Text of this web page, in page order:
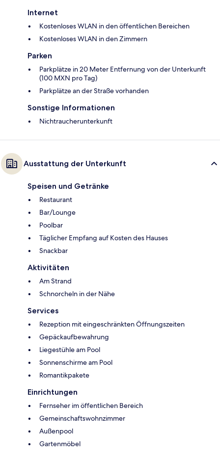
Internet
Kostenloses WLAN in den öffentlichen Bereichen
Kostenloses WLAN in den Zimmern
Parken
Parkplätze in 20 Meter Entfernung von der Unterkunft
(100 MXN pro Tag)
Parkplätze an der Straße vorhanden
Sonstige Informationen
Nichtraucherunterkunft
Ausstattung der Unterkunft
Speisen und Getränke
Restaurant
Bar/Lounge
Poolbar
Täglicher Empfang auf Kosten des Hauses
Snackbar
Aktivitäten
Am Strand
Schnorcheln in der Nähe
Services
Rezeption mit eingeschränkten Öffnungszeiten
Gepäckaufbewahrung
Liegestühle am Pool
Sonnenschirme am Pool
Romantikpakete
Einrichtungen
Fernseher im öffentlichen Bereich
Gemeinschaftswohnzimmer
Außenpool
Gartenmöbel